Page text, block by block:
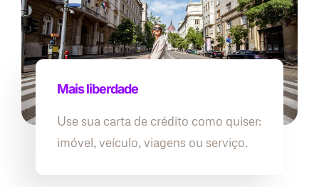
Mais liberdade
Use sua carta de crédito como quiser:
imóvel, veículo, viagens ou serviço.